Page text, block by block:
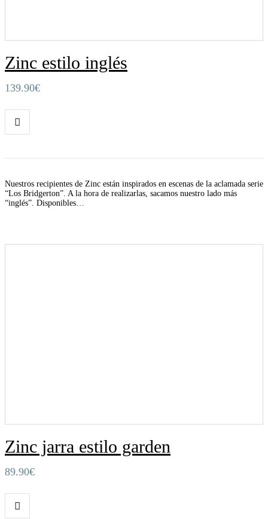
Zinc estilo inglés
139.90€
Nuestros recipientes de Zinc están inspirados en escenas de la aclamada serie
“Los Bridgerton”. A la hora de realizarlas, sacamos nuestro lado más
“inglés”. Disponibles…
Zinc jarra estilo garden
89.90€